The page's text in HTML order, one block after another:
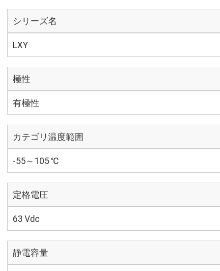
シリーズ名
LXY
極性
有極性
カテゴリ温度範囲
-55～105 ℃
定格電圧
63 Vdc
静電容量